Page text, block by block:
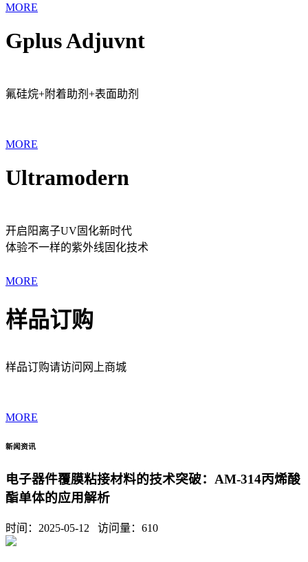
MORE
Gplus Adjuvnt
氟硅烷+附着助剂+表面助剂
MORE
Ultramodern
开启阳离子UV固化新时代
体验不一样的紫外线固化技术
MORE
样品订购
样品订购请访问网上商城
MORE
新闻资讯
电子器件覆膜粘接材料的技术突破：AM-314丙烯酸
酯单体的应用解析
时间：2025-05-12 访问量： 610